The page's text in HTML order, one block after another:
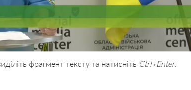
фрагмент тексту та натисніть Ctrl+Enter.